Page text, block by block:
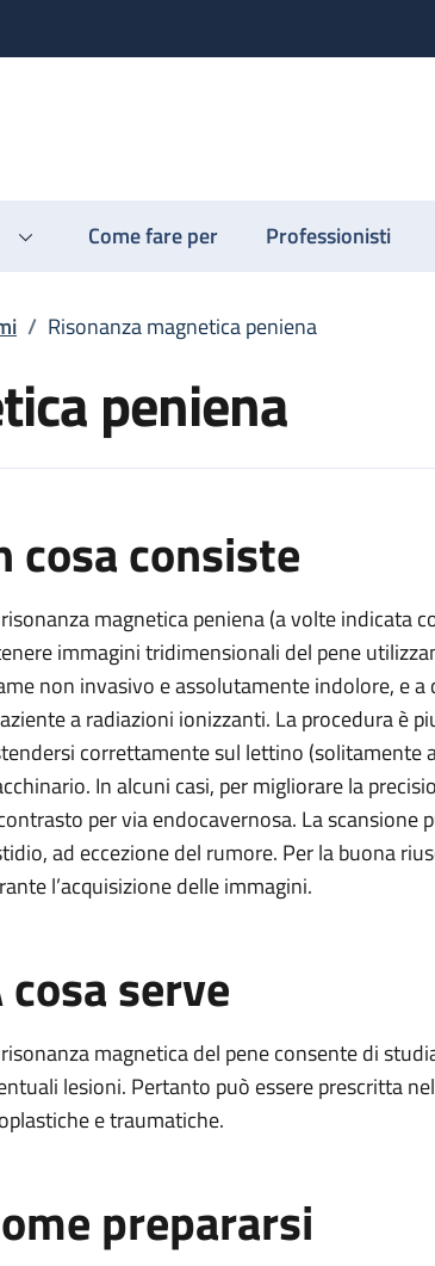
Come fare per Professionisti
/ Risonanza magnetica peniena
peniena
peniena
cosa consiste
magnetica peniena (a volte indicata
immagini tridimensionali del pene
non invasivo e assolutamente indolore, e
a radiazioni ionizzanti. La procedura è
correttamente sul lettino (solitamente
In alcuni casi, per migliorare la
per via endocavernosa. La
ad eccezione del rumore. Per la buona
l’acquisizione delle immagini.
cosa serve
magnetica del pene consente di
lesioni. Pertanto può essere prescritta
e traumatiche.
prepararsi